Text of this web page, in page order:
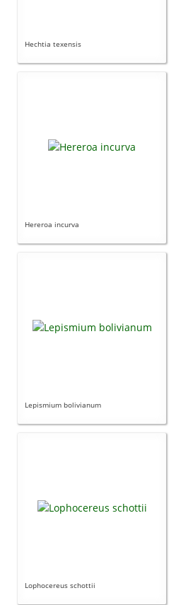
Hechtia texensis
Hereroa incurva
Lepismium bolivianum
Lophocereus schottii